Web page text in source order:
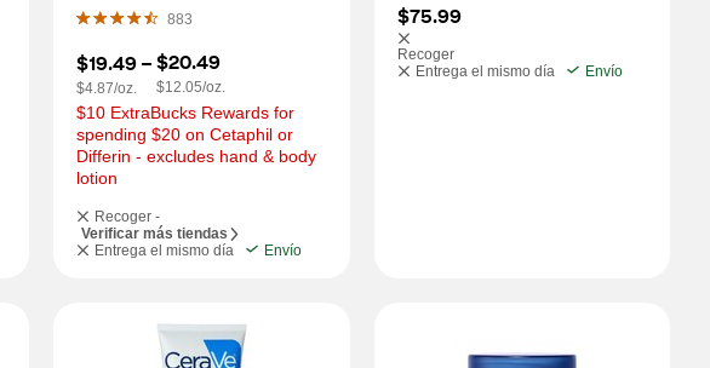
883
$19.49 –
$4.87/oz.
$20.49
$12.05/oz.
$10 ExtraBucks Rewards for
spending $20 on Cetaphil or
Differin - excludes hand & body
lotion
Recoger -
Verificar más tiendas
Entrega el mismo día
Envío
$75.99
Recoger
Entrega el mismo día
Envío